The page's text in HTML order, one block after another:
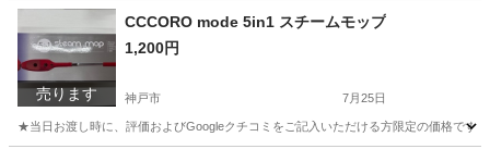
兵庫 神戸市
売ります
CCCORO mode 5in1 スチームモップ
1,200円
神戸市 7月25日
★当日お渡し時に、評価およびGoogleクチコミをご記入いただける方限定の価格です